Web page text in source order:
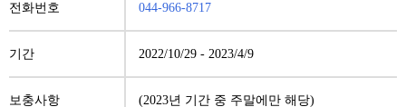
전화번호 044-966-8717
기간 2022/10/29 - 2023/4/9
보충사항 (2023년 기간 중 주말에만 해당)